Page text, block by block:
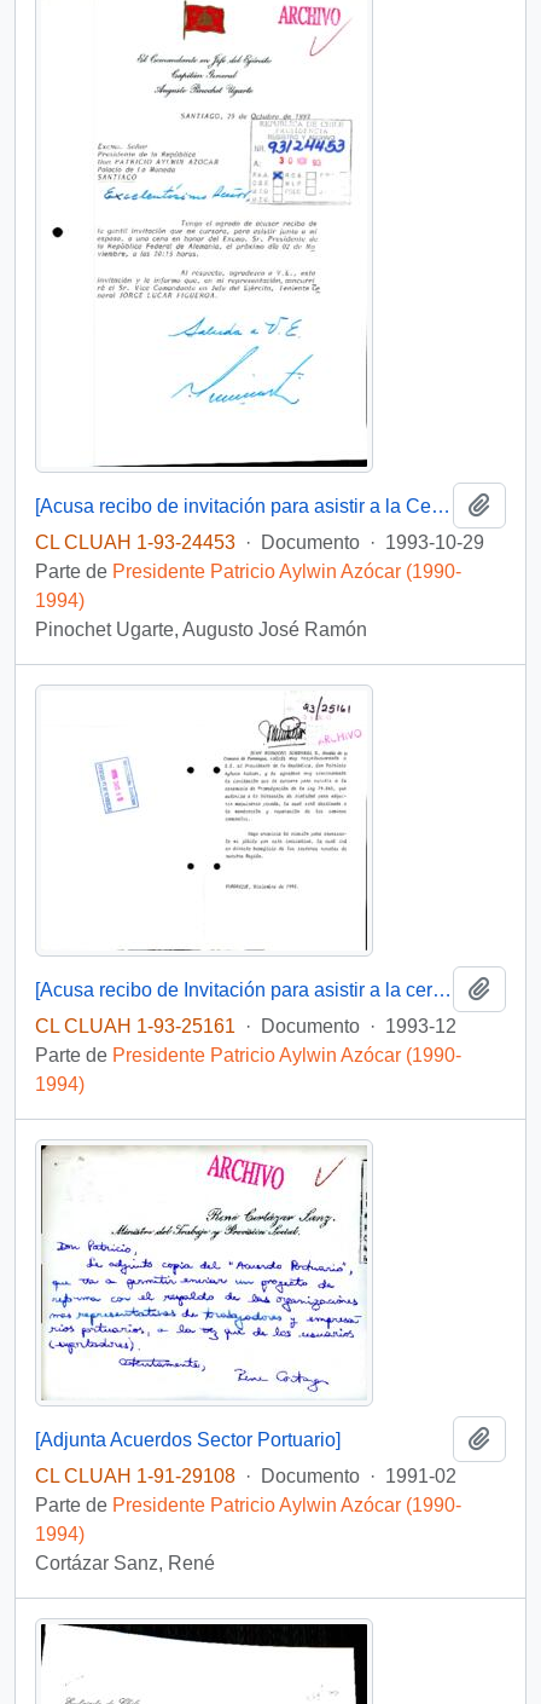
[Acusa recibo de invitación para asistir a la Cena que se ofrecerá en honor del Presidente de la República Federal de Alemania]
CL CLUAH 1-93-24453 · Documento · 1993-10-29
Parte de Presidente Patricio Aylwin Azócar (1990-
1994)
Pinochet Ugarte, Augusto José Ramón
[Acusa recibo de Invitación para asistir a la ceremonia de promulgación de la Ley 19.265]
CL CLUAH 1-93-25161
· Documento · 1993-12
Parte de Presidente Patricio Aylwin Azócar (1990-
1994)
[Adjunta Acuerdos Sector Portuario]
CL CLUAH 1-91-29108 · Documento · 1991-02
Parte de Presidente Patricio Aylwin Azócar (1990-
1994)
Cortázar Sanz, René